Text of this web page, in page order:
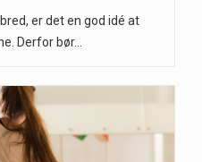
er det en god idé at
Derfor bør…